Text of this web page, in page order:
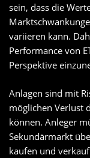
sein, dass die
variieren kann.
Performance von
Perspektive
Anlagen sind mit
möglichen Verlust
können. Anleger
Sekundärmarkt
kaufen und